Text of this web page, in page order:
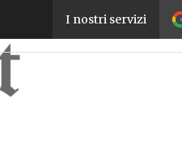
I nostri servizi
Ridisegnare la